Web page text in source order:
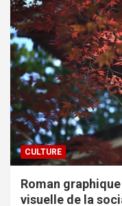
CULTURE
Roman
visuelle de la